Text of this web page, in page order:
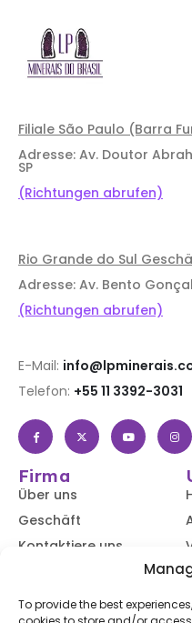
To provide the best
Filiale São Paulo (Barra
Adresse: Av. Doutor
SP
(Richtungen abrufen)
Rio Grande do Sul
Adresse: Av. Bento
(Richtungen abrufen)
E-Mail:
Telefon: +55 11 3392-3031
Firma
Über uns
Geschäft
Kontaktiere uns